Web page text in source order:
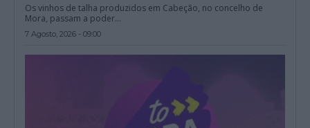
Os vinhos de talha produzidos em Cabeção, no concelho de
Mora, passam a poder...
7 Agosto, 2026 - 09:00